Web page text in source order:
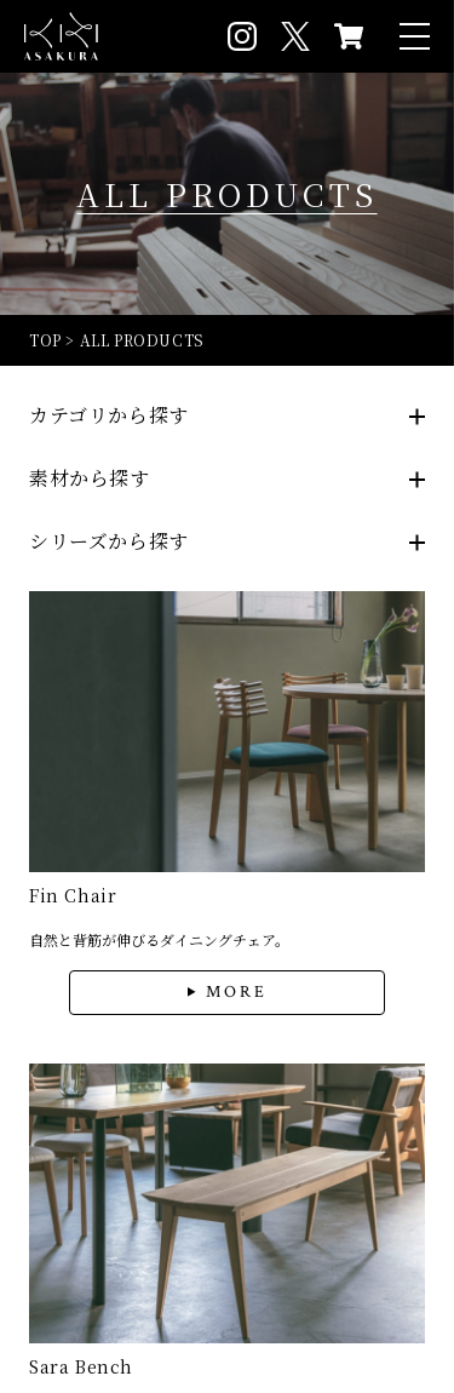
ALL PRODUCTS
TOP > ALL PRODUCTS
カテゴリから探す
素材から探す
シリーズから探す
Fin Chair
自然と背筋が伸びるダイニングチェア。
MORE
Sara Bench